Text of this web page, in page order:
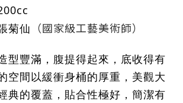
菊仙 （國家級工藝美術師）
型豐滿，腹提得起來，底收得有
空間以緩衝身桶的厚重，美觀大
典的覆蓋，貼合性極好，簡潔有